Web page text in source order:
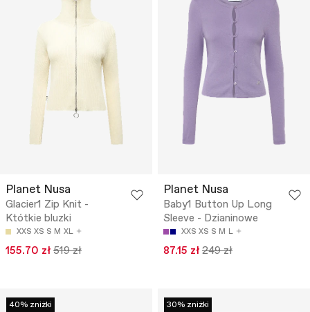
Planet Nusa
Glacier1 Zip Knit -
Któtkie bluzki
XXS XS S M XL
155.70 zł 519 zł
Planet Nusa
Baby1 Button Up Long
Sleeve - Dzianinowe
XXS XS S M L
87.15 zł 249 zł
40% zniżki 30% zniżki